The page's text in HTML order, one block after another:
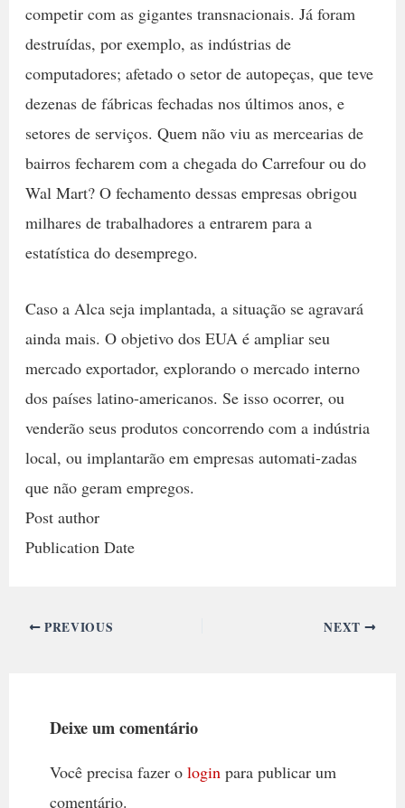
competir com as gigantes transnacionais. Já foram
destruídas, por exemplo, as indústrias de
computadores; afetado o setor de autopeças, que teve
dezenas de fábricas fechadas nos últimos anos, e
setores de serviços. Quem não viu as mercearias de
bairros fecharem com a chegada do Carrefour ou do
Wal Mart? O fechamento dessas empresas obrigou
milhares de trabalhadores a entrarem para a
estatística do desemprego.
Caso a Alca seja implantada, a situação se agravará
ainda mais. O objetivo dos EUA é ampliar seu
mercado exportador, explorando o mercado interno
dos países latino-americanos. Se isso ocorrer, ou
venderão seus produtos concorrendo com a indústria
local, ou implantarão em empresas automati-zadas
que não geram empregos.
Post author
Publication Date
PREVIOUS NEXT
Deixe um comentário
Você precisa fazer o loginpara publicar um
comentário.